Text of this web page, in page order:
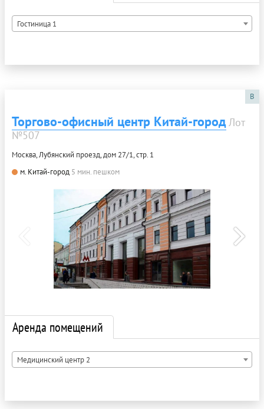
Гостиница 1
B
Торгово-офисный центр Китай-город Лот
№507
Москва, Лубянский проезд, дом 27/1, стр. 1
м. Китай-город 5 мин. пешком
Аренда помещений
Медицинский центр 2